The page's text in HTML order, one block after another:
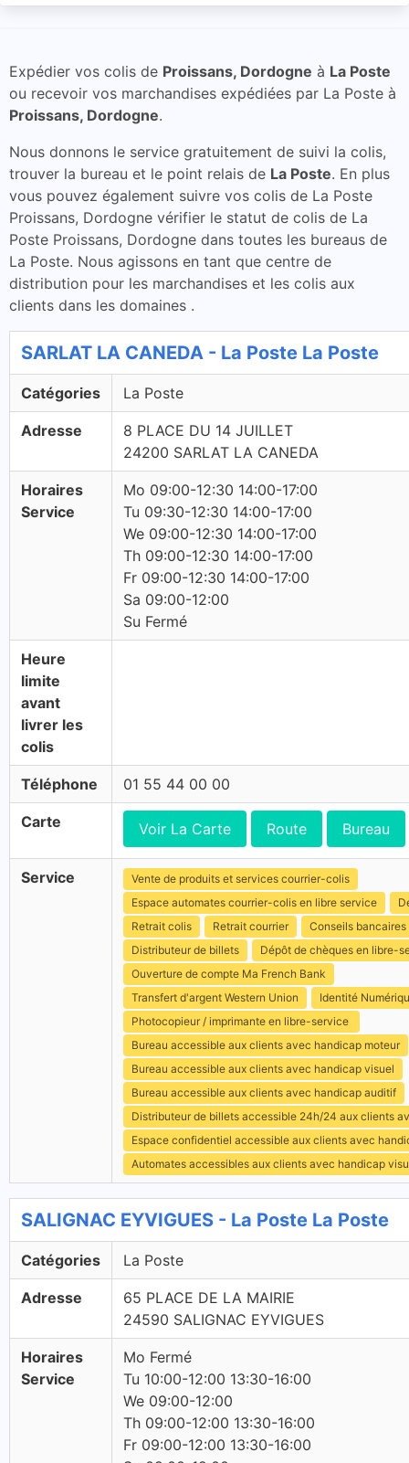
Expédier vos colis de Proissans, Dordogne à La Poste
ou recevoir vos marchandises expédiées par La Poste à
Proissans, Dordogne.
Nous donnons le service gratuitement de suivi la colis,
trouver la bureau et le point relais de La Poste. En plus
vous pouvez également suivre vos colis de La Poste
Proissans, Dordogne vérifier le statut de colis de La
Poste Proissans, Dordogne dans toutes les bureaus de
La Poste. Nous agissons en tant que centre de
distribution pour les marchandises et les colis aux
clients dans les domaines .
SARLAT LA CANEDA - La Poste La Poste
Catégories La Poste
Adresse
8 PLACE DU 14 JUILLET
24200 SARLAT LA CANEDA
Horaires
Service
Mo 09:00-12:30 14:00-17:00
Tu 09:30-12:30 14:00-17:00
We 09:00-12:30 14:00-17:00
Th 09:00-12:30 14:00-17:00
Fr 09:00-12:30 14:00-17:00
Sa 09:00-12:00
Su Fermé
Heure
limite
avant
livrer les
colis
Téléphone 01 55 44 00 00
Carte Voir La Carte Route Bureau
Service
Vente de produits et services courrier-colis
Espace automates courrier-colis en libre service
Retrait colis
Retrait courrier
Conseils bancaires
Distributeur de billets
Dépôt de chèques en libre-
Ouverture de compte Ma French Bank
Transfert d'argent Western Union
Identité
Photocopieur / imprimante en libre-service
Bureau accessible aux clients avec handicap moteur
Bureau accessible aux clients avec handicap visuel
Bureau accessible aux clients avec handicap auditif
Distributeur de billets accessible 24h/24 aux clients
Espace confidentiel accessible aux clients avec
Automates accessibles aux clients avec handicap
SALIGNAC EYVIGUES - La Poste La Poste
Catégories La Poste
Adresse
65 PLACE DE LA MAIRIE
24590 SALIGNAC EYVIGUES
Horaires
Service
Mo Fermé
Tu 10:00-12:00 13:30-16:00
We 09:00-12:00
Th 09:00-12:00 13:30-16:00
Fr 09:00-12:00 13:30-16:00